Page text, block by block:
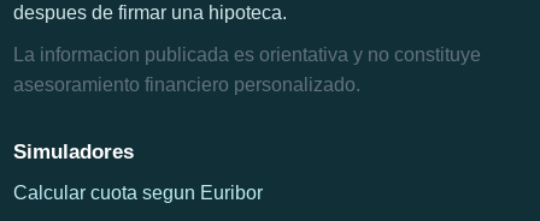
despues de firmar una hipoteca.
La informacion publicada es orientativa y no constituye
asesoramiento financiero personalizado.
Simuladores
Calcular cuota segun Euribor